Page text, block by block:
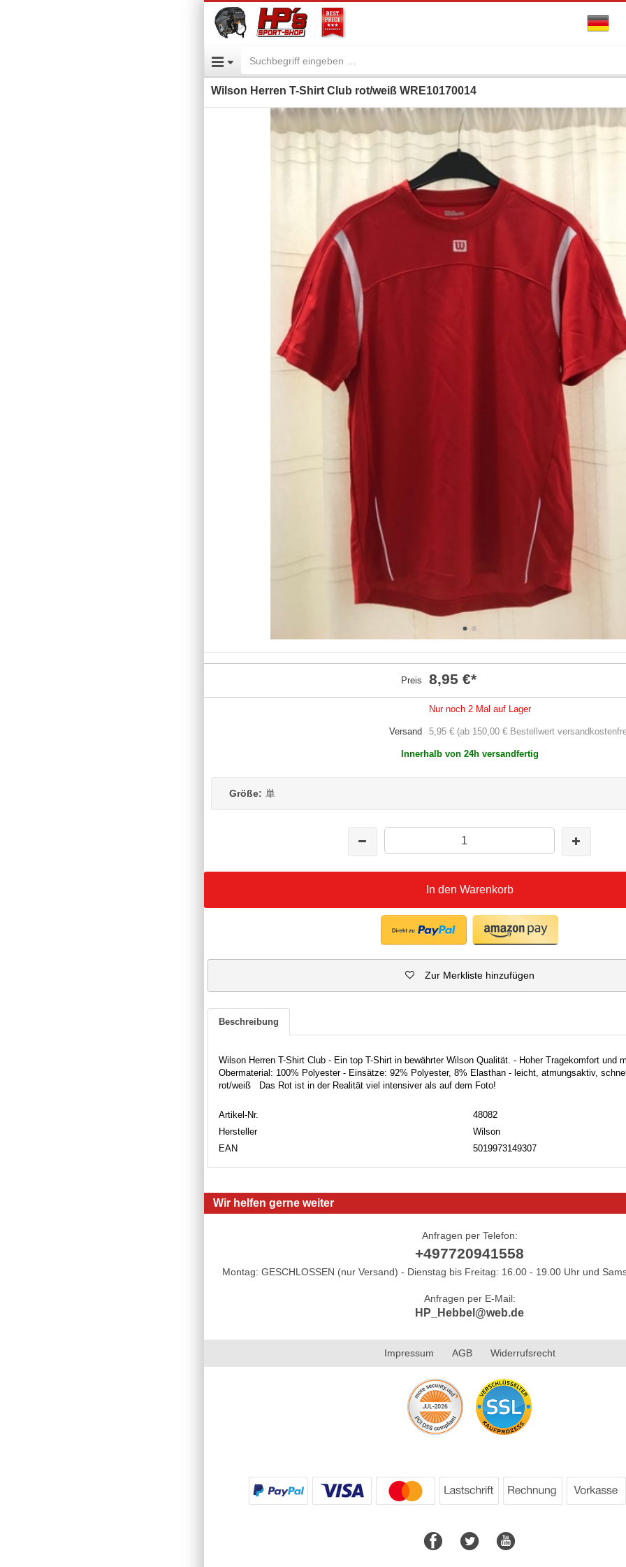
Wilson Herren T-Shirt Club rot/weiß WRE10170014
Preis 8,95 €*
Nur noch 2 Mal auf Lager
Versand 5,95 € (ab 150,00 € Bestellwert
Innerhalb von 24h versandfertig
Größe: 単
In den Warenkorb
Zur Merkliste hinzufügen
Beschreibung
Wilson Herren T-Shirt Club - Ein top T-Shirt in bewährter Wilson Qualität. - Hoher Tragekomfort und
Obermaterial: 100% Polyester - Einsätze: 92% Polyester, 8% Elasthan - leicht, atmungsaktiv,
rot/weiß Das Rot ist in der Realität viel intensiver als auf dem Foto!
Artikel-Nr.
48082
Hersteller
Wilson
EAN
5019973149307
Wir helfen gerne weiter
Anfragen per Telefon:
+497720941558
Montag: GESCHLOSSEN (nur Versand) - Dienstag bis Freitag: 16.00 - 19.00 Uhr und
Anfragen per E-Mail:
HP_Hebbel@web.de
Impressum AGB Widerrufsrecht